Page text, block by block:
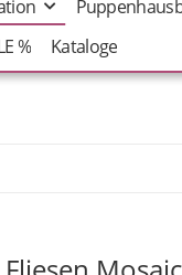
% Kataloge